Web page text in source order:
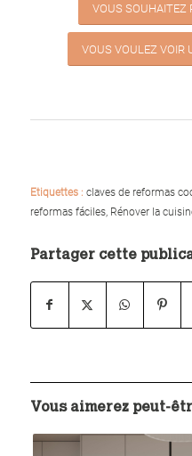
VOUS SOUHAITEZ
VOUS VOULEZ VOIR
Etiquettes : claves de reformas
reformas fáciles, Rénover la
Partager cette
Vous aimerez peut-